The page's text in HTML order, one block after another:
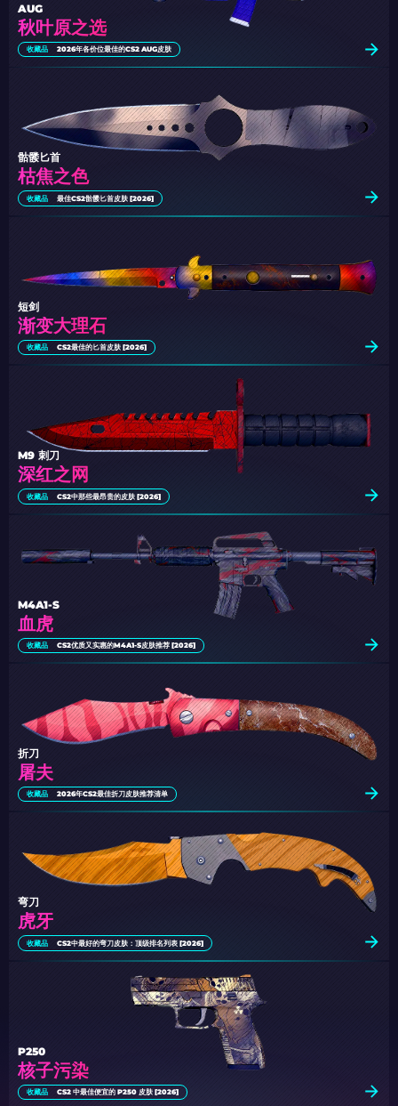
秋叶原之选
AUG
收藏品 2026年各价位最佳的CS2 AUG皮肤
枯焦之色
骷髅匕首
收藏品 最佳CS2骷髅匕首皮肤 [2026]
渐变大理石
短剑
收藏品 CS2最佳的匕首皮肤 [2026]
深红之网
M9 刺刀
收藏品 CS2中那些最昂贵的皮肤 [2026]
血虎
M4A1-S
收藏品 CS2优质又实惠的M4A1-S皮肤推荐 [2026]
屠夫
折刀
收藏品 2026年CS2最佳折刀皮肤推荐清单
虎牙
弯刀
收藏品 CS2中最好的弯刀皮肤：顶级排名列表 [2026]
核子污染
P250
收藏品 CS2 中最佳便宜的 P250 皮肤 [2026]